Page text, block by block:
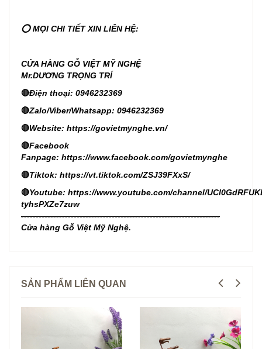
⭕ MỌI CHI TIẾT XIN LIÊN HỆ:
CỬA HÀNG GỖ VIỆT MỸ NGHỆ
Mr.DƯƠNG TRỌNG TRÍ
🔴Điện thoại: 0946232369
🔴Zalo/Viber/Whatsapp: 0946232369
🔴Website: https://govietmynghe.vn/
🔴Facebook
Fanpage: https://www.facebook.com/govietmynghe
🔴Tiktok: https://vt.tiktok.com/ZSJ39FXxS/
🔴Youtube: https://www.youtube.com/channel/
tyhsPXZe7zuw
--------------------------------------------------------------------
Cửa hàng Gỗ Việt Mỹ Nghệ.
SẢN PHẨM LIÊN QUAN